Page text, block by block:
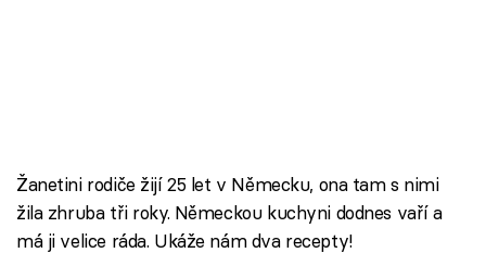
Žanetini rodiče žijí 25 let v Německu, ona tam s nimi
žila zhruba tři roky. Německou kuchyni dodnes vaří a
má ji velice ráda. Ukáže nám dva recepty!